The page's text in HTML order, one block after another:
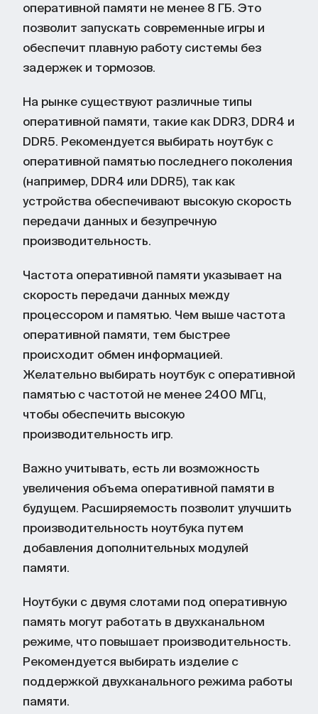
оперативной памяти не менее 8 ГБ. Это
позволит запускать современные игры и
обеспечит плавную работу системы без
задержек и тормозов.
На рынке существуют различные типы
оперативной памяти, такие как DDR3, DDR4 и
DDR5. Рекомендуется выбирать ноутбук с
оперативной памятью последнего поколения
(например, DDR4 или DDR5), так как
устройства обеспечивают высокую скорость
передачи данных и безупречную
производительность.
Частота оперативной памяти указывает на
скорость передачи данных между
процессором и памятью. Чем выше частота
оперативной памяти, тем быстрее
происходит обмен информацией.
Желательно выбирать ноутбук с оперативной
памятью с частотой не менее 2400 МГц,
чтобы обеспечить высокую
производительность игр.
Важно учитывать, есть ли возможность
увеличения объема оперативной памяти в
будущем. Расширяемость позволит улучшить
производительность ноутбука путем
добавления дополнительных модулей
памяти.
Ноутбуки с двумя слотами под оперативную
память могут работать в двухканальном
режиме, что повышает производительность.
Рекомендуется выбирать изделие с
поддержкой двухканального режима работы
памяти.